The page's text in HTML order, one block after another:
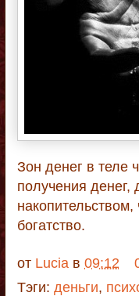
Зон денег в теле
получения денег,
богатство.
от Lucia в 09:12
Тэги: деньги,